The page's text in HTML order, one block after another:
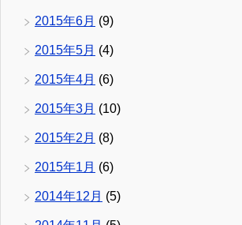
2015年6月 (9)
2015年5月 (4)
2015年4月 (6)
2015年3月 (10)
2015年2月 (8)
2015年1月 (6)
2014年12月 (5)